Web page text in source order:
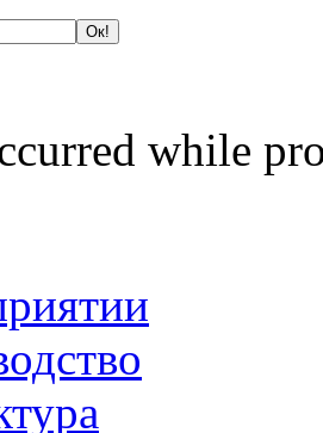
while